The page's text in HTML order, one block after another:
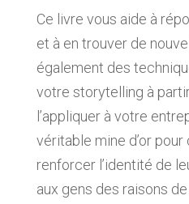
Ce livre vous aide à
et à en trouver de
également des
votre storytelling à
l’appliquer à votre
véritable mine d’or
renforcer l’identité de
aux gens des raisons